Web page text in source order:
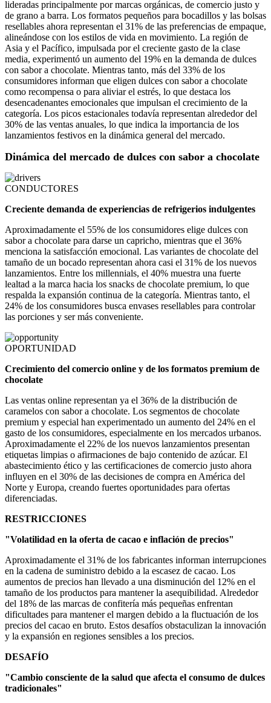
lideradas principalmente por marcas orgánicas, de comercio justo y
de grano a barra. Los formatos pequeños para bocadillos y las bolsas
resellables ahora representan el 31% de las preferencias de empaque,
alineándose con los estilos de vida en movimiento. La región de
Asia y el Pacífico, impulsada por el creciente gasto de la clase
media, experimentó un aumento del 19% en la demanda de dulces
con sabor a chocolate. Mientras tanto, más del 33% de los
consumidores informan que eligen dulces con sabor a chocolate
como recompensa o para aliviar el estrés, lo que destaca los
desencadenantes emocionales que impulsan el crecimiento de la
categoría. Los picos estacionales todavía representan alrededor del
30% de las ventas anuales, lo que indica la importancia de los
lanzamientos festivos en la dinámica general del mercado.
Dinámica del mercado de dulces con sabor a chocolate
CONDUCTORES
Creciente demanda de experiencias de refrigerios indulgentes
Aproximadamente el 55% de los consumidores elige dulces con
sabor a chocolate para darse un capricho, mientras que el 36%
menciona la satisfacción emocional. Las variantes de chocolate del
tamaño de un bocado representan ahora casi el 31% de los nuevos
lanzamientos. Entre los millennials, el 40% muestra una fuerte
lealtad a la marca hacia los snacks de chocolate premium, lo que
respalda la expansión continua de la categoría. Mientras tanto, el
24% de los consumidores busca envases resellables para controlar
las porciones y ser más conveniente.
OPORTUNIDAD
Crecimiento del comercio online y de los formatos premium de
chocolate
Las ventas online representan ya el 36% de la distribución de
caramelos con sabor a chocolate. Los segmentos de chocolate
premium y especial han experimentado un aumento del 24% en el
gasto de los consumidores, especialmente en los mercados urbanos.
Aproximadamente el 22% de los nuevos lanzamientos presentan
etiquetas limpias o afirmaciones de bajo contenido de azúcar. El
abastecimiento ético y las certificaciones de comercio justo ahora
influyen en el 30% de las decisiones de compra en América del
Norte y Europa, creando fuertes oportunidades para ofertas
diferenciadas.
RESTRICCIONES
"Volatilidad en la oferta de cacao e inflación de precios"
Aproximadamente el 31% de los fabricantes informan interrupciones
en la cadena de suministro debido a la escasez de cacao. Los
aumentos de precios han llevado a una disminución del 12% en el
tamaño de los productos para mantener la asequibilidad. Alrededor
del 18% de las marcas de confitería más pequeñas enfrentan
dificultades para mantener el margen debido a la fluctuación de los
precios del cacao en bruto. Estos desafíos obstaculizan la innovación
y la expansión en regiones sensibles a los precios.
DESAFÍO
"Cambio consciente de la salud que afecta el consumo de dulces
tradicionales"